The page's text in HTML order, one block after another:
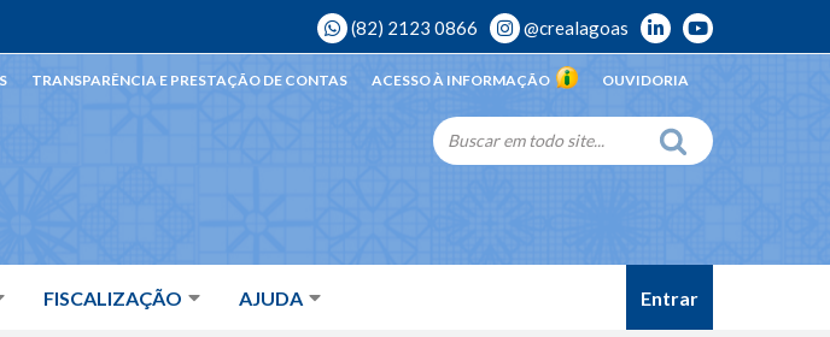
(82) 2123 0866 @crealagoas
FISCALIZAÇÃO AJUDA
OUVIDORIA
ACESSO À INFORMAÇÃO
TRANSPARÊNCIA E PRESTAÇÃO DE CONTAS
Entrar